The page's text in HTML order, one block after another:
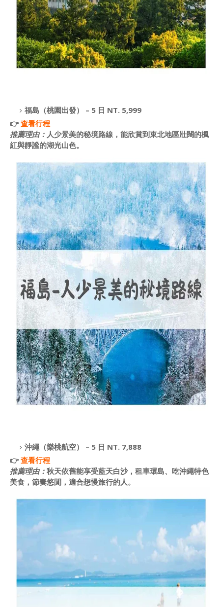
福島（桃園出發） – 5 日 NT. 5,999
👉查看行程
推薦理由： 人少景美的秘境路線，能欣賞到東北地區壯闊的楓
紅與靜謐的湖光山色。
沖繩（樂桃航空） – 5 日 NT. 7,888
👉查看行程
推薦理由： 秋天依舊能享受藍天白沙，租車環島、吃沖繩特色
美食，節奏悠閒，適合想慢旅行的人。